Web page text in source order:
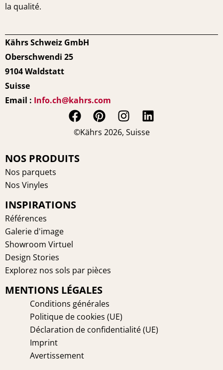
la qualité.
Kährs Schweiz GmbH
Oberschwendi 25
9104 Waldstatt
Suisse
Email : Info.ch@kahrs.com
F
a
e
k
P
i
I
n
L
i
©Kährs 2026, Suisse
NOS PRODUITS
Nos parquets
Nos Vinyles
INSPIRATIONS
Références
Galerie d'image
Showroom Virtuel
Design Stories
Explorez nos sols par pièces
MENTIONS LÉGALES
Conditions générales
Politique de cookies (UE)
Déclaration de confidentialité (UE)
Imprint
Avertissement